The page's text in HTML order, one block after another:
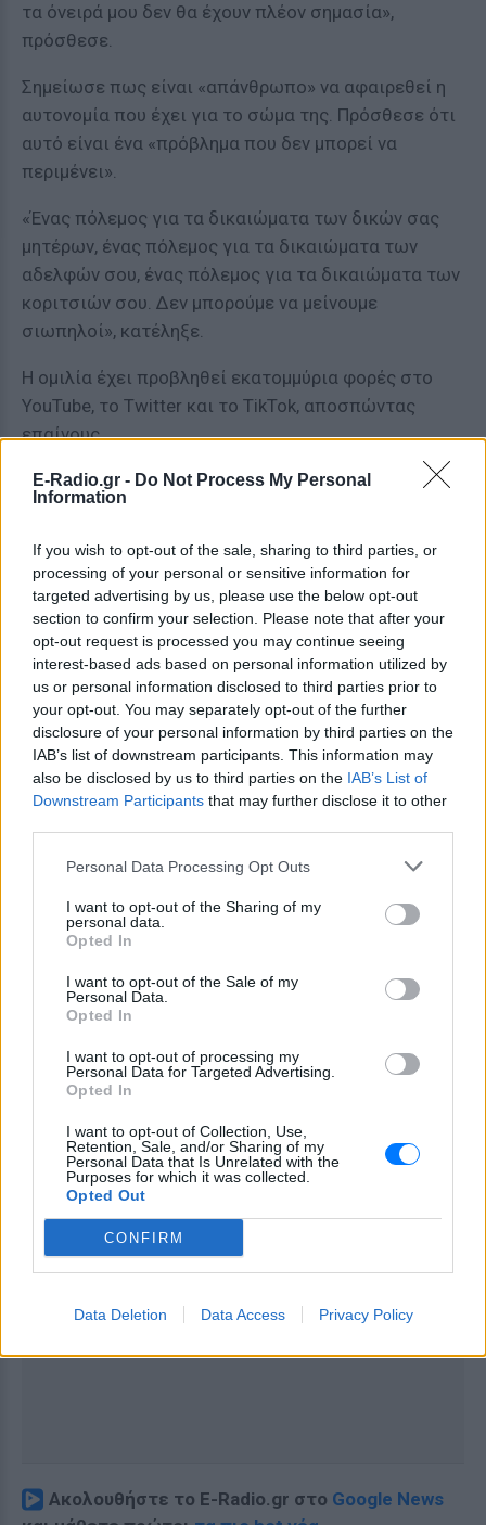
E-Radio.gr - Do Not Process My Personal
Information
If you wish to opt-out of the sale, sharing to third parties, or
processing of your personal or sensitive information for
targeted advertising by us, please use the below opt-out
section to confirm your selection. Please note that after your
opt-out request is processed you may continue seeing
interest-based ads based on personal information utilized by
us or personal information disclosed to third parties prior to
your opt-out. You may separately opt-out of the further
disclosure of your personal information by third parties on the
IAB’s list of downstream participants. This information may
also be disclosed by us to third parties on the IAB’s List of
Downstream Participants that may further disclose it to other
Personal Data Processing Opt Outs
I want to opt-out of the Sharing of my
personal data.
Opted In
I want to opt-out of the Sale of my
Personal Data.
Opted In
I want to opt-out of processing my
Personal Data for Targeted Advertising.
Opted In
I want to opt-out of Collection, Use,
Retention, Sale, and/or Sharing of my
Personal Data that Is Unrelated with the
Purposes for which it was collected.
Opted Out
CONFIRM
Data Deletion Data Access Privacy Policy
τα όνειρά μου δεν θα έχουν πλέον σημασία»,
πρόσθεσε.
Σημείωσε πως είναι «απάνθρωπο» να αφαιρεθεί η
αυτονομία που έχει για το σώμα της. Πρόσθεσε ότι
αυτό είναι ένα «πρόβλημα που δεν μπορεί να
περιμένει».
«Ένας πόλεμος για τα δικαιώματα των δικών σας
μητέρων, ένας πόλεμος για τα δικαιώματα των
αδελφών σου, ένας πόλεμος για τα δικαιώματα των
κοριτσιών σου. Δεν μπορούμε να μείνουμε
σιωπηλοί», κατέληξε.
Η ομιλία έχει προβληθεί εκατομμύρια φορές στο
YouTube, το Twitter και το TikTok, αποσπώντας
επαίνους.
Η Χίλαρι Κλίντον, η υποψήφια για προεδρία του
2016, έγραψε στο Twitter πως αυτό χρειαζόταν
σιωπηλή».
Η ανεξάρτητη σχολική περιοχή του Richardson, στην
οποία ανήκει το σχολείο Lake Highlands, ανέφερε
ότι θα επανεξετάσει τα πρωτόκολλα ομιλίας των
μαθητών πριν από τις μελλοντικές τελετές
αποφοίτησης.
«Το περιεχόμενο του μηνύματος κάθε μαθητή είναι η
ιδιωτική, εθελοντική έκφραση του και δεν
αντικατοπτρίζει την υποστήριξη, τη θέση ή την
έκφραση της περιοχής» ανέφερε σε δήλωσή της η
Ακολουθήστε το E-Radio.gr στο Google News